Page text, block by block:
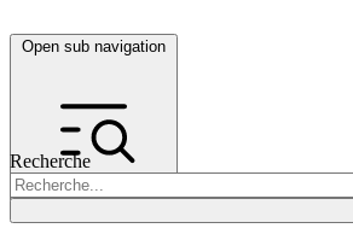
Open sub navigation
Recherche